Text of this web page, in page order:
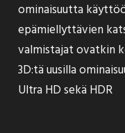
ominaisuutta
epämiellyttävien
valmistajat ovatkin
3D:tä uusilla
Ultra HD sekä HDR